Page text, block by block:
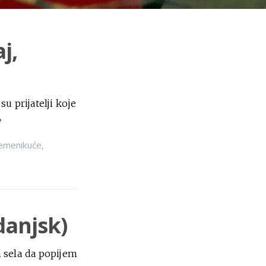
prijatelji koje
,
sela da popijem